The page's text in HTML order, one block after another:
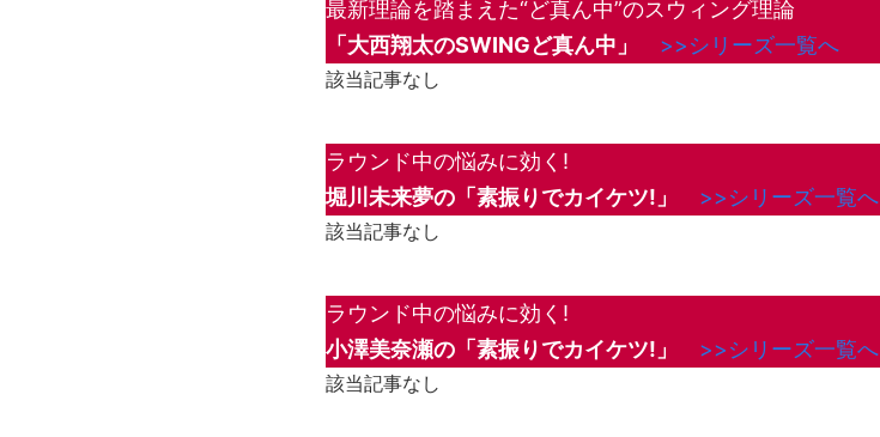
最新理論を踏まえた“ど真ん中”のスウィング理論
「大西翔太のSWINGど真ん中」
>>シリーズ一覧へ
該当記事なし
ラウンド中の悩みに効く!
堀川未来夢の「素振りでカイケツ!」
>>シリーズ一覧へ
該当記事なし
ラウンド中の悩みに効く!
小澤美奈瀬の「素振りでカイケツ!」
>>シリーズ一覧へ
該当記事なし